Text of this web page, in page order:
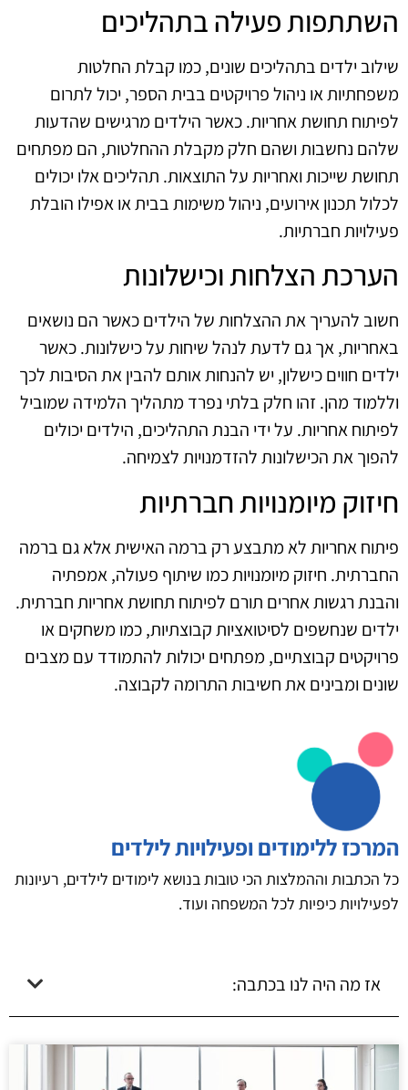
השתתפות פעילה בתהליכים
שילוב ילדים בתהליכים שונים, כמו קבלת החלטות
משפחתיות או ניהול פרויקטים בבית הספר, יכול לתרום
לפיתוח תחושת אחריות. כאשר הילדים מרגישים שהדעות
שלהם נחשבות ושהם חלק מקבלת ההחלטות, הם מפתחים
תחושת שייכות ואחריות על התוצאות. תהליכים אלו יכולים
לכלול תכנון אירועים, ניהול משימות בבית או אפילו הובלת
פעילויות חברתיות.
הערכת הצלחות וכישלונות
חשוב להעריך את ההצלחות של הילדים כאשר הם נושאים
באחריות, אך גם לדעת לנהל שיחות על כישלונות. כאשר
ילדים חווים כישלון, יש להנחות אותם להבין את הסיבות לכך
וללמוד מהן. זהו חלק בלתי נפרד מתהליך הלמידה שמוביל
לפיתוח אחריות. על ידי הבנת התהליכים, הילדים יכולים
להפוך את הכישלונות להזדמנויות לצמיחה.
חיזוק מיומנויות חברתיות
פיתוח אחריות לא מתבצע רק ברמה האישית אלא גם ברמה
החברתית. חיזוק מיומנויות כמו שיתוף פעולה, אמפתיה
והבנת רגשות אחרים תורם לפיתוח תחושת אחריות חברתית.
ילדים שנחשפים לסיטואציות קבוצתיות, כמו משחקים או
פרויקטים קבוצתיים, מפתחים יכולות להתמודד עם מצבים
שונים ומבינים את חשיבות התרומה לקבוצה.
המרכז ללימודים ופעילויות לילדים
כל הכתבות וההמלצות הכי טובות בנושא לימודים לילדים, רעיונות
לפעילויות כיפיות לכל המשפחה ועוד.
אז מה היה לנו בכתבה: